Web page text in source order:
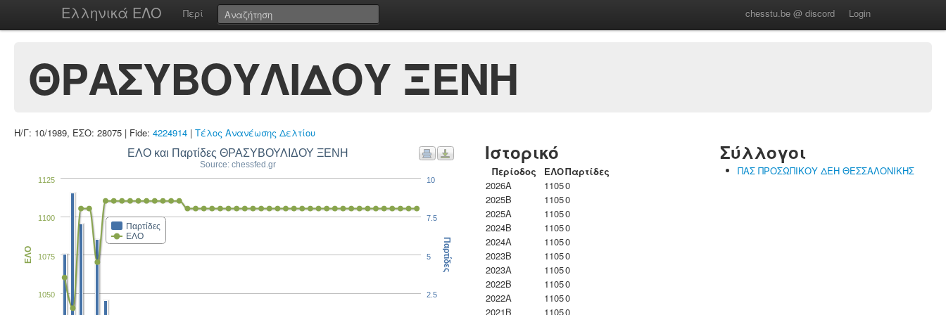
Ελληνικά ΕΛΟ Περί chesstu.be @ discord Login
ΘΡΑΣΥΒΟΥΛΙΔΟΥ ΞΕΝΗ
Η/Γ: 10/1989, ΕΣΟ: 28075 | Fide: 4224914 | Τέλος Ανανέωσης Δελτίου
ΕΛΟ και Παρτίδες ΘΡΑΣΥΒΟΥΛΙΔΟΥ ΞΕΝΗ
Source: chessfed.gr
Παρτίδες
ΕΛΟ
1100
1050
1075
1125
ΕΛΟ
2.5
5
7.5
10
Παρτίδες
Ιστορικό
Περίοδος ΕΛΟΠαρτίδες
2026A
11050
2025B
11050
2025A
11050
2024B
11050
2024A
11050
2023B
11050
2023Α
11050
2022B
11050
2022A
11050
2021B
11050
Σύλλογοι
ΠΑΣ ΠΡΟΣΩΠΙΚΟΥ ΔΕΗ ΘΕΣΣΑΛΟΝΙΚΗΣ